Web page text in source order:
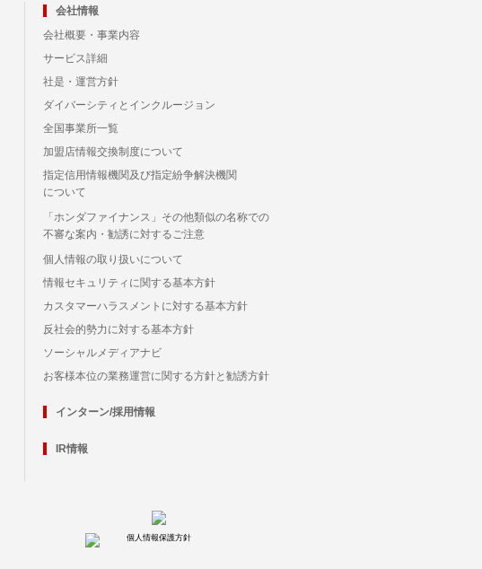
会社情報
会社概要・事業内容
サービス詳細
社是・運営方針
ダイバーシティとインクルージョン
全国事業所一覧
加盟店情報交換制度について
指定信用情報機関及び指定紛争解決機関
について
「ホンダファイナンス」その他類似の名称での
不審な案内・勧誘に対するご注意
個人情報の取り扱いについて
情報セキュリティに関する基本方針
カスタマーハラスメントに対する基本方針
反社会的勢力に対する基本方針
ソーシャルメディアナビ
お客様本位の業務運営に関する方針と勧誘方針
インターン/採用情報
IR情報
個人情報保護方針